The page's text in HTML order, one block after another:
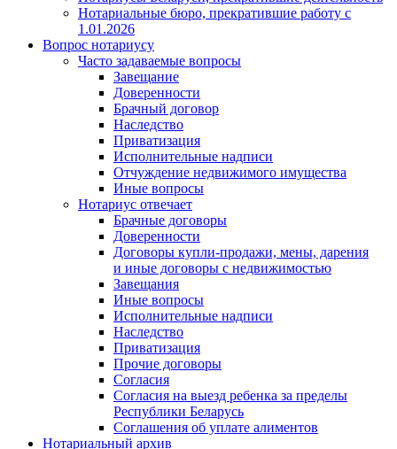
Нотариальные бюро, прекратившие работу с
1.01.2026
Вопрос нотариусу
Часто задаваемые вопросы
Завещание
Доверенности
Брачный договор
Наследство
Приватизация
Исполнительные надписи
Отчуждение недвижимого имущества
Иные вопросы
Нотариус отвечает
Брачные договоры
Доверенности
Договоры купли-продажи, мены, дарения
и иные договоры с недвижимостью
Завещания
Иные вопросы
Исполнительные надписи
Наследство
Приватизация
Прочие договоры
Согласия
Согласия на выезд ребенка за пределы
Республики Беларусь
Соглашения об уплате алиментов
Нотариальный архив